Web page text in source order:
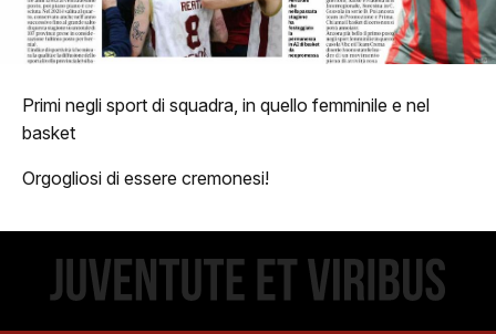
Primi negli sport di squadra, in quello femminile e nel
basket
Orgogliosi di essere cremonesi!